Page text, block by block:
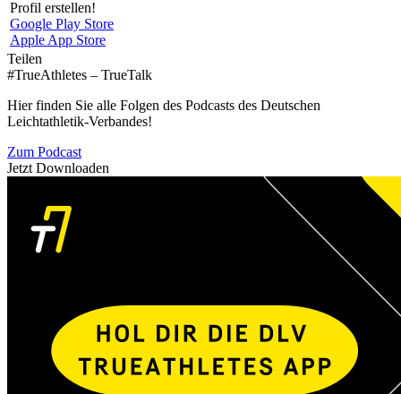
Profil erstellen!
Google Play Store
Apple App Store
Teilen
#TrueAthletes – TrueTalk
Hier finden Sie alle Folgen des Podcasts des Deutschen
Leichtathletik-Verbandes!
Zum Podcast
Jetzt Downloaden